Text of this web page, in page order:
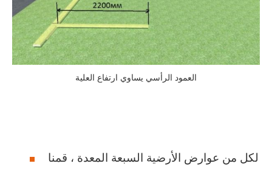
العمود الرأسي يساوي ارتفاع العلية
لكل من عوارض الأرضية السبعة المعدة ، قمنا